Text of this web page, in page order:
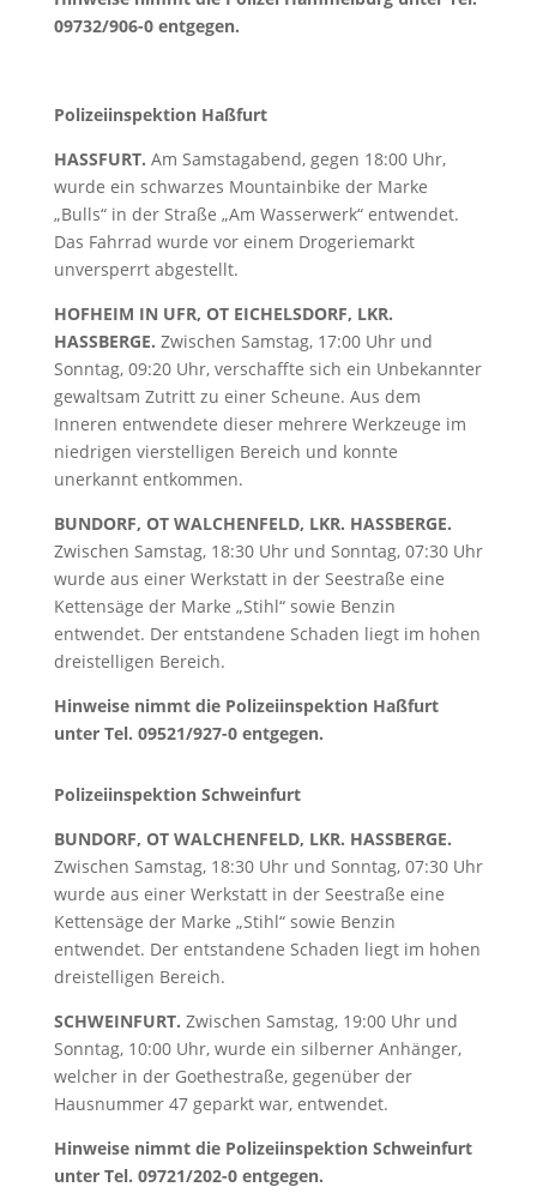
09732/906-0 entgegen.
Polizeiinspektion Haßfurt
HASSFURT. Am Samstagabend, gegen 18:00 Uhr,
wurde ein schwarzes Mountainbike der Marke
„Bulls“ in der Straße „Am Wasserwerk“ entwendet.
Das Fahrrad wurde vor einem Drogeriemarkt
unversperrt abgestellt.
HOFHEIM IN UFR, OT EICHELSDORF, LKR.
HASSBERGE. Zwischen Samstag, 17:00 Uhr und
Sonntag, 09:20 Uhr, verschaffte sich ein Unbekannter
gewaltsam Zutritt zu einer Scheune. Aus dem
Inneren entwendete dieser mehrere Werkzeuge im
niedrigen vierstelligen Bereich und konnte
unerkannt entkommen.
BUNDORF, OT WALCHENFELD, LKR. HASSBERGE.
Zwischen Samstag, 18:30 Uhr und Sonntag, 07:30 Uhr
wurde aus einer Werkstatt in der Seestraße eine
Kettensäge der Marke „Stihl“ sowie Benzin
entwendet. Der entstandene Schaden liegt im hohen
dreistelligen Bereich.
Hinweise nimmt die Polizeiinspektion Haßfurt
unter Tel. 09521/927-0 entgegen.
Polizeiinspektion Schweinfurt
BUNDORF, OT WALCHENFELD, LKR. HASSBERGE.
Zwischen Samstag, 18:30 Uhr und Sonntag, 07:30 Uhr
wurde aus einer Werkstatt in der Seestraße eine
Kettensäge der Marke „Stihl“ sowie Benzin
entwendet. Der entstandene Schaden liegt im hohen
dreistelligen Bereich.
SCHWEINFURT. Zwischen Samstag, 19:00 Uhr und
Sonntag, 10:00 Uhr, wurde ein silberner Anhänger,
welcher in der Goethestraße, gegenüber der
Hausnummer 47 geparkt war, entwendet.
Hinweise nimmt die Polizeiinspektion Schweinfurt
unter Tel. 09721/202-0 entgegen.